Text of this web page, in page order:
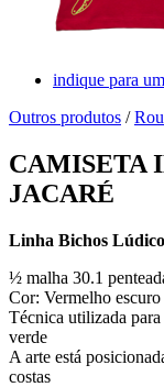
indique para
Outros produtos /
CAMISETA
JACARÉ
Linha Bichos
½ malha 30.1
Cor: Vermelho escuro
Técnica utilizada
verde
A arte está
costas